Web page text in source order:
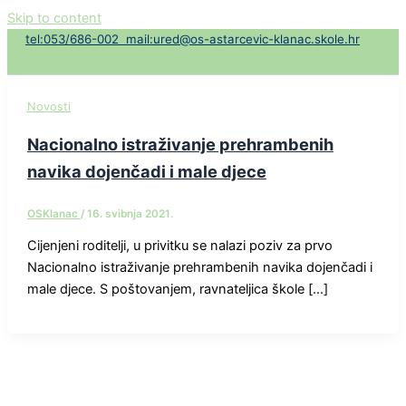
Skip to content
tel:053/686-002 mail:ured@os-astarcevic-klanac.skole.hr
Novosti
Nacionalno istraživanje prehrambenih
navika dojenčadi i male djece
OSKlanac / 16. svibnja 2021.
Cijenjeni roditelji, u privitku se nalazi poziv za prvo
Nacionalno istraživanje prehrambenih navika dojenčadi i
male djece. S poštovanjem, ravnateljica škole […]